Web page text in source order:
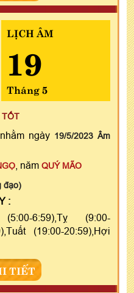
LỊCH ÂM
19
Tháng 5
TỐT
ngày 19/5/2023 Âm
, năm QUÝ MÃO
đạo)
:
6:59),Tỵ (9:00-
(19:00-20:59),Hợi
TIẾT